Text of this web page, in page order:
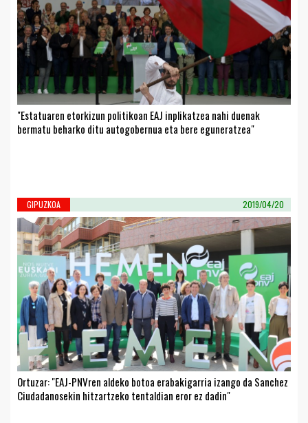
"Estatuaren etorkizun politikoan EAJ inplikatzea nahi duenak
bermatu beharko ditu autogobernua eta bere eguneratzea"
GIPUZKOA 2019/04/20
Ortuzar: "EAJ-PNVren aldeko botoa erabakigarria izango da Sanchez
Ciudadanosekin hitzartzeko tentaldian eror ez dadin"